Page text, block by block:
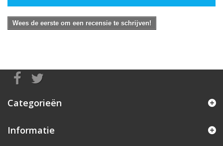
Wees de eerste om een recensie te schrijven!
Categorieën
Informatie